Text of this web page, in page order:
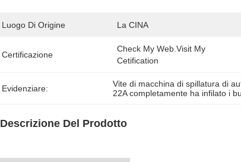
Luogo Di Origine La CINA
Certificazione
Check My Web.visit My
Cetification
Evidenziare: Vite di macchina di spillatura di
22A completamente ha infilato i
Descrizione Del Prodotto